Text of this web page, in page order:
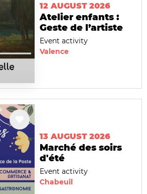
12 AUGUST 2026
Atelier enfants :
Geste de l’artiste
Event activity
Valence
13 AUGUST 2026
Marché des soirs
d'été
Event activity
Chabeuil